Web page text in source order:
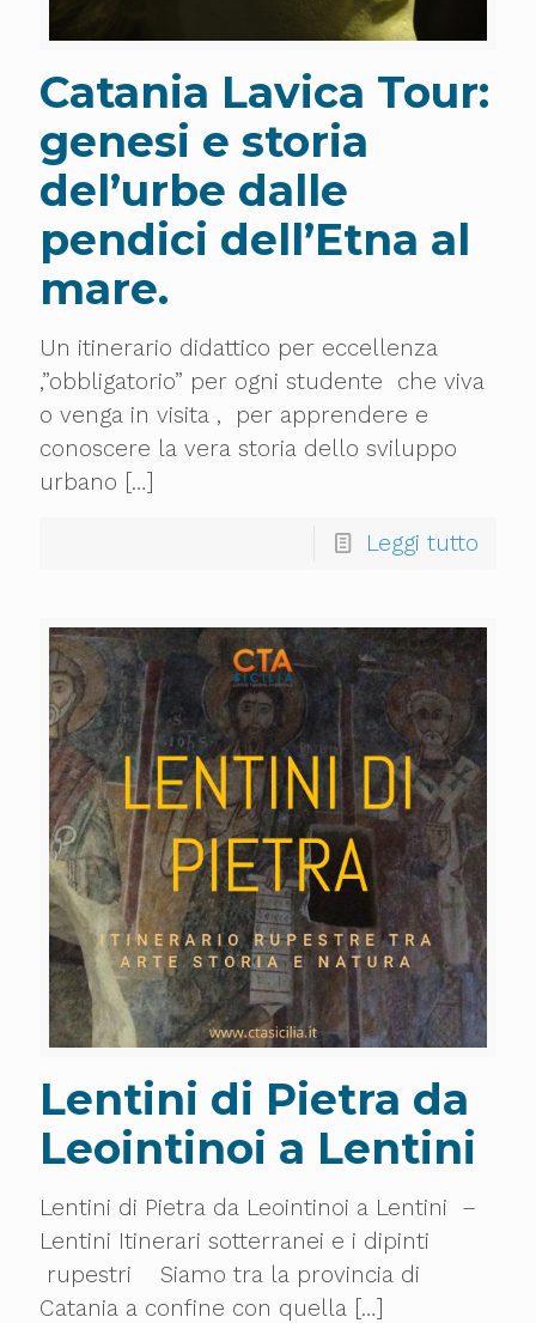
Catania Lavica Tour:
genesi e storia
del’urbe dalle
pendici dell’Etna al
mare.
Un itinerario didattico per eccellenza
,”obbligatorio” per ogni studente che viva
o venga in visita , per apprendere e
conoscere la vera storia dello sviluppo
urbano […]
Leggi tutto
Lentini di Pietra da
Leointinoi a Lentini
Lentini di Pietra da Leointinoi a Lentini –
Lentini Itinerari sotterranei e i dipinti
rupestri Siamo tra la provincia di
Catania a confine con quella […]